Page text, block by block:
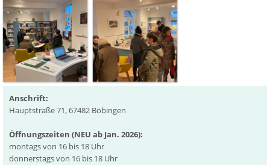
Anschrift:
Hauptstraße 71,67482 Böbingen
Öffnungszeiten (NEU ab Jan. 2026):
montags von 16 bis 18 Uhr
donnerstags von 16 bis 18 Uhr